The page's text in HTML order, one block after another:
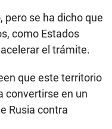
pero se ha dicho que
como Estados
el trámite.
que este territorio
convertirse en un
Rusia contra